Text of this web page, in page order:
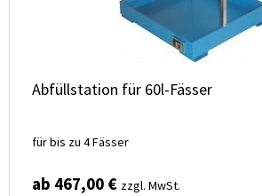
Abfüllstation für 60l-Fässer
für bis zu 4 Fässer
ab 467,00 € zzgl. MwSt.